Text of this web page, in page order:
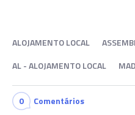
ALOJAMENTO LOCAL
AL - ALOJAMENTO LOCAL
0 Comentários